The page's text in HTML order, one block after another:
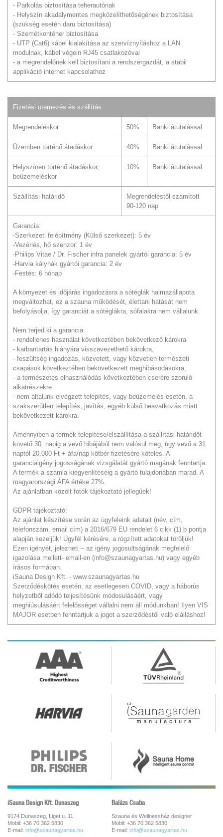
- Parkolás biztosítása teherautónak
- Helyszín akadálymentes megközelíthetőségének biztosítása
(szükség esetén daru biztosítása)
- Szemétkonténer biztosítása
- UTP (Cat6) kábel kialakítása az szervíznyíláshoz a LAN
modulnak, kábel végein RJ45 csatlakozóval
- a megrendelőnek kell biztosítani a rendszergazdát, a stabil
applikáció internet kapcsolathoz
Fizetési ütemezés és szállítás
Megrendeléskor 50% Banki átutalással
Üzemben történő átadáskor 40% Banki átutalással
Helyszínen történő átadáskor,
beüzemeléskor
10% Banki átutalással
Szállítási határidő
Megrendeléstől számított
90-120 nap
Garancia:
-Szerkezeti felépítmény (Külső szerkezet): 5 év
-Vezérlés, hő szenzor: 1 év
-Philips Vitae / Dr. Fischer infra panelek gyártói garancia: 5 év
-Harvia kályhák gyártói garancia: 2 év
-Festés: 6 hónap
A környezet és időjárás ingadozásra a sótéglák halmazállapota
megváltozhat, ez a szauna működését, élettani hatását nem
befolyásolja, így garanciát a sótéglákra, sófalakra nem vállalunk.
Nem terjed ki a garancia:
- rendellenes használat következtében bekövetkező károkra
- karbantartás hiányára visszavezethető károkra,
- feszültség ingadozás, közvetett, vagy közvetlen természeti
csapások következtében bekövetkezett meghibásodásokra,
- a természetes elhasználódás következtében cserére szoruló
alkatrészekre
- nem általunk elvégzett telepítés, vagy beüzemelés esetén, a
szakszerűtlen telepítés, javítás, egyéb külső beavatkozás miatt
bekövetkezett károkra.
Amennyiben a termék telepítése/elszállítása a szállítási határidőt
követő 30. napig a vevő hibájából nem valósul meg, úgy vevő a 31.
naptól 20.000 Ft + áfa/nap kötbér fizetésére köteles. A
garanciaigény jogosságának vizsgálatát gyártó magának fenntartja.
A termék a számla kiegyenlítéséig a gyártó tulajdonában marad. A
magyarországi ÁFA értéke 27%.
Az ajánlatban közölt fotók tájékoztató jellegűek!
GDPR tájékoztató:
Az ajánlat készítése során az ügyfeleink adatait (név, cím,
telefonszám, email cím) a 2016/679 EU rendelet 6 cikk (1) b pontja
alapján kezeljük! Ügyfél kérésére, a rögzített adatokat töröljük!
Ezen igényét, jelezheti – az igény jogosultságának megfelelő
igazolása mellett- email-en (info@szaunagyartas.hu) vagy egyéb
írásos formában.
iSauna Design Kft. - www.szaunagyartas.hu
Szerződéskötés esetén, az esetlegesen COVID, vagy a háborús
helyzetből adódó teljesítésünk módosulásáért, vagy
meghiúsulásáért felelősséget vállalni nem áll módunkban! Ilyen VIS
MAJOR esetben fenntartjuk a jogot a szerződéstől való elálláshoz!
iSauna Design Kft. Dunaszeg
9174 Dunaszeg, Liget u. 11.
Mobil: +36 70 362 5830
E-mail: info@szaunagyartas.hu
Balázs Csaba
Szauna és Wellnessház designer
Mobil: +36 70 362 5830
E-mail: info@szaunagyartas.hu